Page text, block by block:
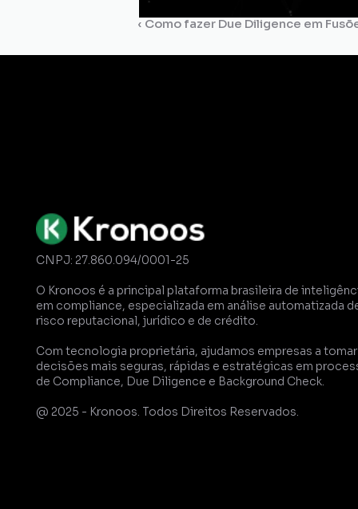
‹ Como fazer Due Diligence em
CNPJ: 27.860.094/0001-25
O Kronoos é a principal plataforma brasileira de
em compliance, especializada em análise automatizada
risco reputacional, jurídico e de crédito.
Com tecnologia proprietária, ajudamos empresas a tomar
decisões mais seguras, rápidas e estratégicas em
de Compliance, Due Diligence e Background Check.
@ 2025 - Kronoos. Todos Direitos Reservados.